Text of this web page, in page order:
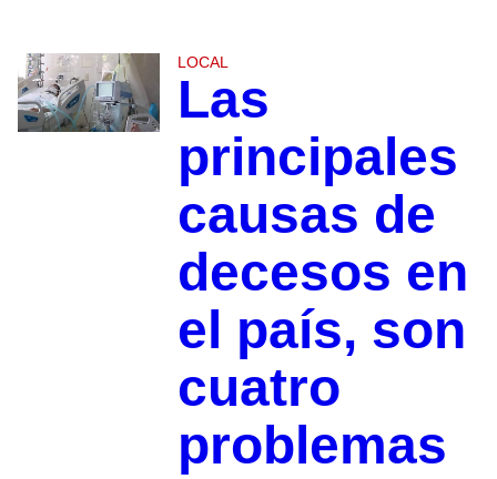
LOCAL
Las
principales
causas de
decesos en
el país, son
cuatro
problemas